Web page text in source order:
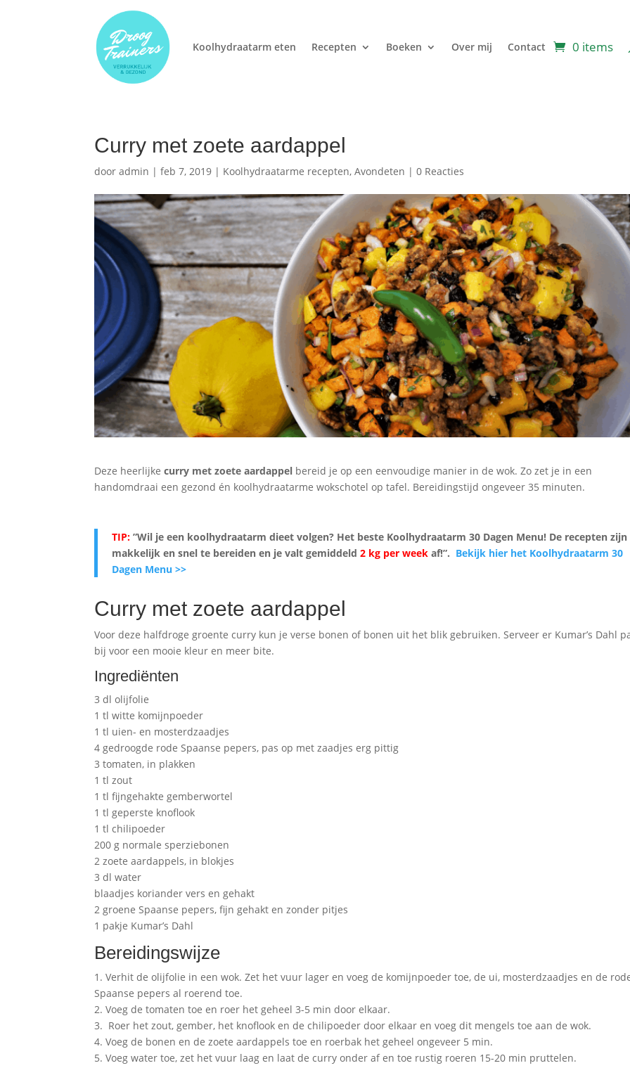
Koolhydraatarm eten Recepten Boeken Over mij Contact 0 items
Curry met zoete aardappel
dooradmin |feb 7, 2019 | Koolhydraatarme recepten,Avondeten |0 Reacties
Deze heerlijkecurry met zoete aardappel bereid je op een eenvoudige manier in de wok. Zo zet je in een
handomdraai een gezond én koolhydraatarme wokschotel op tafel. Bereidingstijd ongeveer 35 minuten.
TIP: ”Wil je een koolhydraatarm dieet volgen? Het beste Koolhydraatarm 30 Dagen Menu! De recepten zijn
makkelijk en snel te bereiden en je valt gemiddeld2 kg per week af!”. Bekijk hier het Koolhydraatarm 30
Dagen Menu >>
Curry met zoete aardappel
Voor deze halfdroge groente curry kun je verse bonen of bonen uit het blik gebruiken. Serveer er Ku­mar’s Dahl
bij voor een mooie kleur en meer bite.
Ingrediënten
3 dl olijfolie
1 tl witte komijnpoeder
1 tl uien- en mosterdzaadjes
4 gedroogde rode Spaanse pepers, pas op met zaadjes erg pittig
3 tomaten, in plakken
1 tl zout
1 tl fijngehakte gemberwortel
1 tl geperste knoflook
1 tl chilipoeder
200 g normale sperziebonen
2 zoete aardappels, in blokjes
3 dl water
blaadjes koriander vers en gehakt
2 groene Spaanse pepers, fijn gehakt en zonder pitjes
1 pakje Ku­mar’s Dahl
Bereidingswijze
1. Verhit de olijfolie in een wok. Zet het vuur lager en voeg de komijnpoeder toe, de ui, mosterdzaadjes en de
Spaanse pepers al roerend toe.
2. Voeg de tomaten toe en roer het geheel 3-5 min door elkaar.
3. Roer het zout, gember, het knoflook en de chilipoeder door elkaar en voeg dit mengels toe aan de wok.
4. Voeg de bonen en de zoete aardappels toe en roerbak het geheel ongeveer 5 min.
5. Voeg water toe, zet het vuur laag en laat de curry onder af en toe rustig roeren 15-20 min pruttelen.